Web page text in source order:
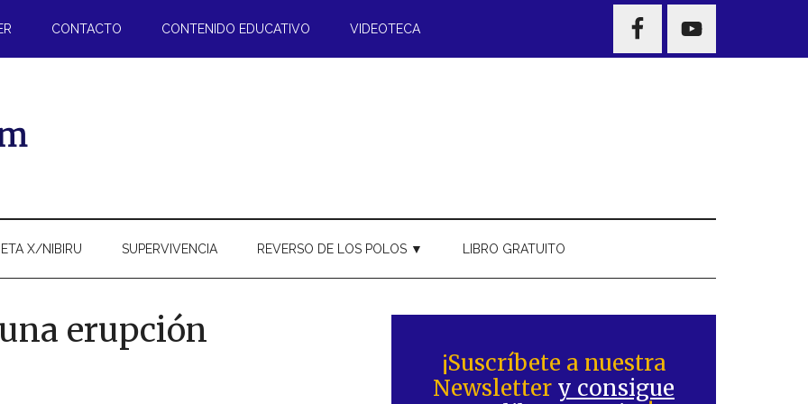
CONTACTO CONTENIDO EDUCATIVO VIDEOTECA
NAV
WIDGET
X/NIBIRU SUPERVIVENCIA REVERSO DE LOS POLOS ▼ LIBRO GRATUITO
erupción
lateral
principal
¡Suscríbete a nuestra
Newsletter y consigue